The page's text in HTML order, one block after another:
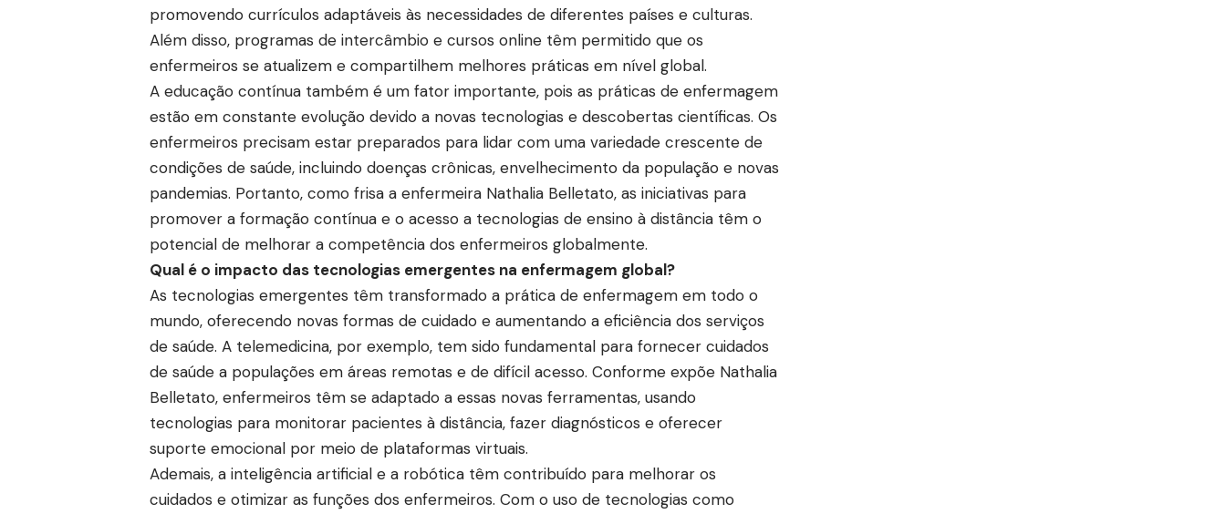
promovendo currículos adaptáveis às necessidades de diferentes países e culturas.
Além disso, programas de intercâmbio e cursos online têm permitido que os
enfermeiros se atualizem e compartilhem melhores práticas em nível global.
A educação contínua também é um fator importante, pois as práticas de enfermagem
estão em constante evolução devido a novas tecnologias e descobertas científicas. Os
enfermeiros precisam estar preparados para lidar com uma variedade crescente de
condições de saúde, incluindo doenças crônicas, envelhecimento da população e novas
pandemias. Portanto, como frisa a enfermeira Nathalia Belletato, as iniciativas para
promover a formação contínua e o acesso a tecnologias de ensino à distância têm o
potencial de melhorar a competência dos enfermeiros globalmente.
Qual é o impacto das tecnologias emergentes na enfermagem global?
As tecnologias emergentes têm transformado a prática de enfermagem em todo o
mundo, oferecendo novas formas de cuidado e aumentando a eficiência dos serviços
de saúde. A telemedicina, por exemplo, tem sido fundamental para fornecer cuidados
de saúde a populações em áreas remotas e de difícil acesso. Conforme expõe Nathalia
Belletato, enfermeiros têm se adaptado a essas novas ferramentas, usando
tecnologias para monitorar pacientes à distância, fazer diagnósticos e oferecer
suporte emocional por meio de plataformas virtuais.
Ademais, a inteligência artificial e a robótica têm contribuído para melhorar os
cuidados e otimizar as funções dos enfermeiros. Com o uso de tecnologias como